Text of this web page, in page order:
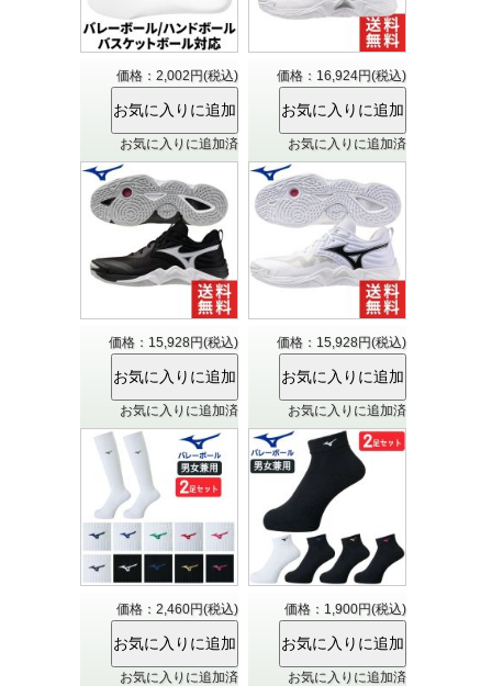
価格：2,002円(税込)
お気に入りに追加済
価格：16,924円(税込)
お気に入りに追加済
価格：15,928円(税込)
お気に入りに追加済
価格：15,928円(税込)
お気に入りに追加済
価格：2,460円(税込)
お気に入りに追加済
価格：1,900円(税込)
お気に入りに追加済